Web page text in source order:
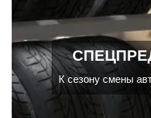
К сезону смены